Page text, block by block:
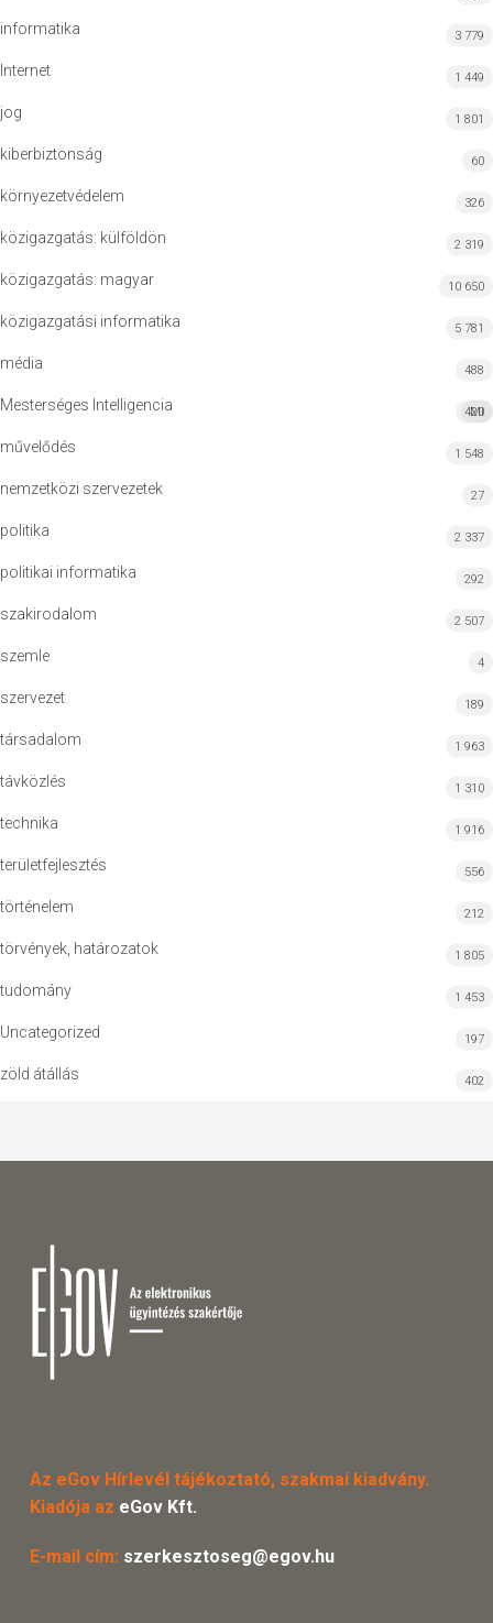
informatika 3 779
Internet 1 449
jog 1 801
kiberbiztonság 60
környezetvédelem 326
közigazgatás: külföldön 2 319
közigazgatás: magyar 10 650
közigazgatási informatika 5 781
média 488
Mesterséges Intelligencia MI
420
művelődés 1 548
nemzetközi szervezetek 27
politika 2 337
politikai informatika 292
szakirodalom 2 507
szemle 4
szervezet 189
társadalom 1 963
távközlés 1 310
technika 1 916
területfejlesztés 556
történelem 212
törvények, határozatok 1 805
tudomány 1 453
Uncategorized 197
zöld átállás 402
Az eGov Hírlevél tájékoztató, szakmai kiadvány.
Kiadója az eGov Kft.
E-mail cím: szerkesztoseg@egov.hu